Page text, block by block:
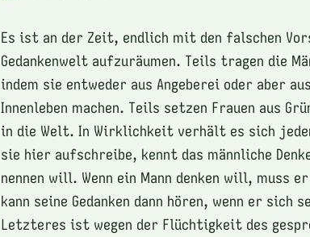
Es ist an der Zeit, endlich mit den falschen
Gedankenwelt aufzuräumen. Teils tragen die
indem sie entweder aus Angeberei oder aber
Innenleben machen. Teils setzen Frauen aus
in die Welt. In Wirklichkeit verhält es sich
sie hier aufschreibe, kennt das männliche
nennen will. Wenn ein Mann denken will, muss
kann seine Gedanken dann hören, wenn er
Letzteres ist wegen der Flüchtigkeit des